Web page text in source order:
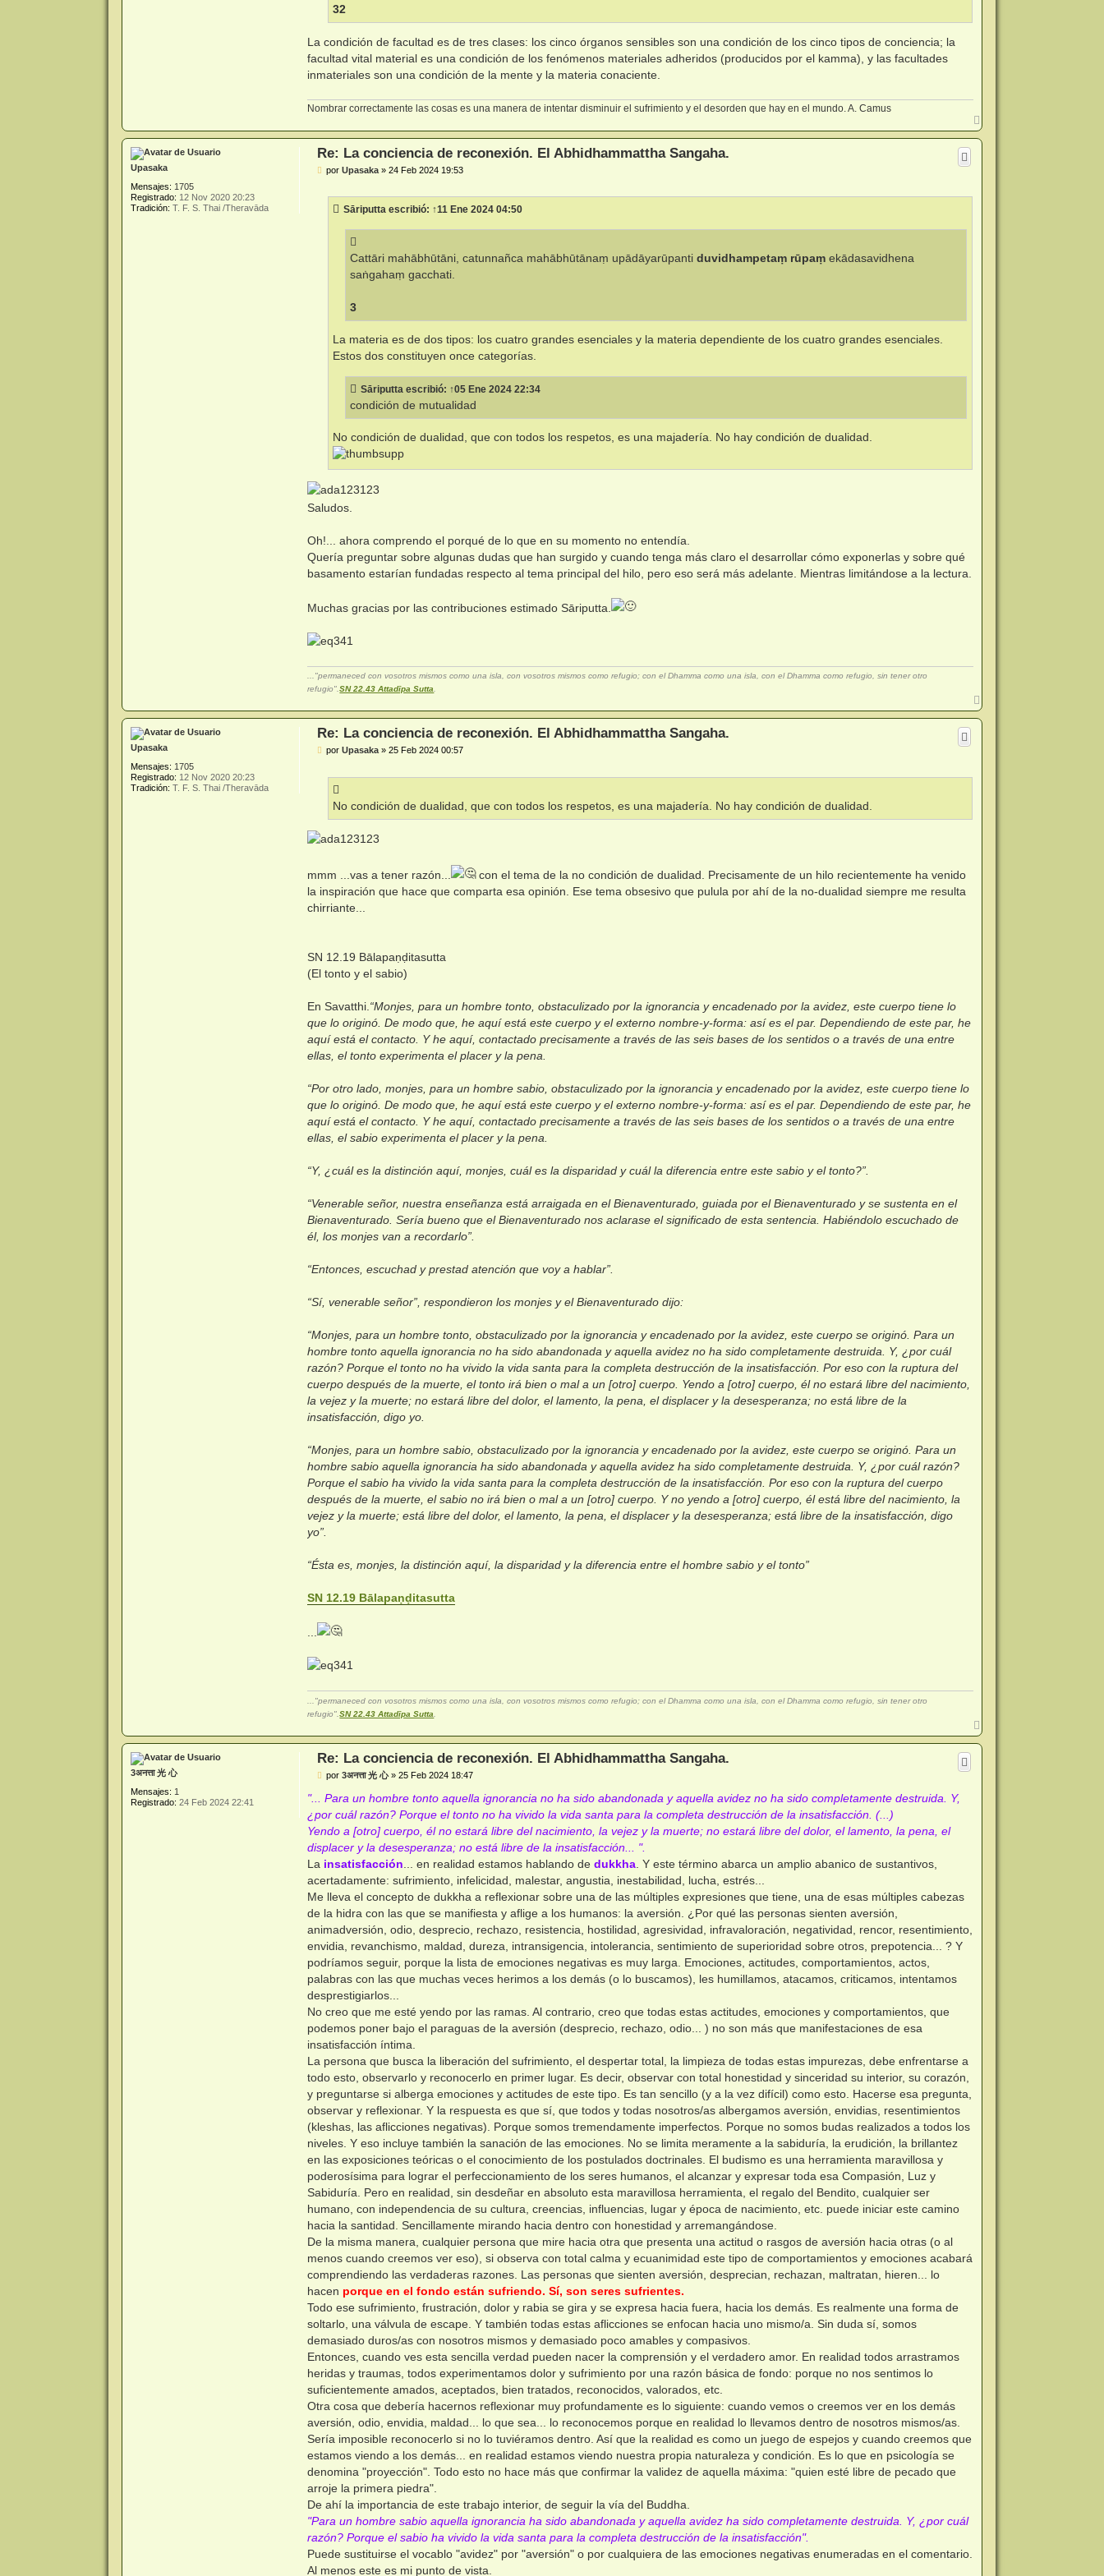
32
La condición de facultad es de tres clases: los cinco órganos sensibles son una condición de los cinco tipos de conciencia; la
facultad vital material es una condición de los fenómenos materiales adheridos (producidos por el kamma), y las facultades
inmateriales son una condición de la mente y la materia conaciente.
Nombrar correctamente las cosas es una manera de intentar disminuir el sufrimiento y el desorden que hay en el mundo. A. Camus
r
r
Upasaka
Mensajes: 1705
Registrado: 12 Nov 2020 20:23
Tradición: T. F. S. Thai /Theravāda
Re: La conciencia de reconexión. El Abhidhammattha Sangaha.
M
porUpasaka »24 Feb 2024 19:53
Sāriputta escribió: ↑11 Ene 2024 04:50
Cattāri mahābhūtāni, catunnañca mahābhūtānaṃ upādāyarūpantiduvidhampetaṃ rūpaṃ ekādasavidhena
saṅgahaṃ gacchati.
3
La materia es de dos tipos: los cuatro grandes esenciales y la materia dependiente de los cuatro grandes esenciales.
Estos dos constituyen once categorías.
Sāriputta escribió: ↑05 Ene 2024 22:34
condición de mutualidad
No condición de dualidad, que con todos los respetos, es una majadería. No hay condición de dualidad.
Saludos.
Oh!... ahora comprendo el porqué de lo que en su momento no entendía.
Quería preguntar sobre algunas dudas que han surgido y cuando tenga más claro el desarrollar cómo exponerlas y sobre qué
basamento estarían fundadas respecto al tema principal del hilo, pero eso será más adelante. Mientras limitándose a la lectura.
Muchas gracias por las contribuciones estimado Sāriputta.
..."permaneced con vosotros mismos como una isla, con vosotros mismos como refugio; con el Dhamma como una isla, con el Dhamma como refugio, sin tener otro
refugio".SN 22.43 Attadīpa Sutta.
r
r
Upasaka
Mensajes: 1705
Registrado: 12 Nov 2020 20:23
Tradición: T. F. S. Thai /Theravāda
Re: La conciencia de reconexión. El Abhidhammattha Sangaha.
M
porUpasaka »25 Feb 2024 00:57
No condición de dualidad, que con todos los respetos, es una majadería. No hay condición de dualidad.
mmm ...vas a tener razón...
con el tema de la no condición de dualidad. Precisamente de un hilo recientemente ha venido
la inspiración que hace que comparta esa opinión. Ese tema obsesivo que pulula por ahí de la no-dualidad siempre me resulta
chirriante...
SN 12.19 Bālapaṇḍitasutta
(El tonto y el sabio)
En Savatthi. “Monjes, para un hombre tonto, obstaculizado por la ignorancia y encadenado por la avidez, este cuerpo tiene lo
que lo originó. De modo que, he aquí está este cuerpo y el externo nombre-y-forma: así es el par. Dependiendo de este par, he
aquí está el contacto. Y he aquí, contactado precisamente a través de las seis bases de los sentidos o a través de una entre
ellas, el tonto experimenta el placer y la pena.
“Por otro lado, monjes, para un hombre sabio, obstaculizado por la ignorancia y encadenado por la avidez, este cuerpo tiene lo
que lo originó. De modo que, he aquí está este cuerpo y el externo nombre-y-forma: así es el par. Dependiendo de este par, he
aquí está el contacto. Y he aquí, contactado precisamente a través de las seis bases de los sentidos o a través de una entre
ellas, el sabio experimenta el placer y la pena.
“Y, ¿cuál es la distinción aquí, monjes, cuál es la disparidad y cuál la diferencia entre este sabio y el tonto?”.
“Venerable señor, nuestra enseñanza está arraigada en el Bienaventurado, guiada por el Bienaventurado y se sustenta en el
Bienaventurado. Sería bueno que el Bienaventurado nos aclarase el significado de esta sentencia. Habiéndolo escuchado de
él, los monjes van a recordarlo”.
“Entonces, escuchad y prestad atención que voy a hablar”.
“Sí, venerable señor”, respondieron los monjes y el Bienaventurado dijo:
“Monjes, para un hombre tonto, obstaculizado por la ignorancia y encadenado por la avidez, este cuerpo se originó. Para un
hombre tonto aquella ignorancia no ha sido abandonada y aquella avidez no ha sido completamente destruida. Y, ¿por cuál
razón? Porque el tonto no ha vivido la vida santa para la completa destrucción de la insatisfacción. Por eso con la ruptura del
cuerpo después de la muerte, el tonto irá bien o mal a un [otro] cuerpo. Yendo a [otro] cuerpo, él no estará libre del nacimiento,
la vejez y la muerte; no estará libre del dolor, el lamento, la pena, el displacer y la desesperanza; no está libre de la
insatisfacción, digo yo.
“Monjes, para un hombre sabio, obstaculizado por la ignorancia y encadenado por la avidez, este cuerpo se originó. Para un
hombre sabio aquella ignorancia ha sido abandonada y aquella avidez ha sido completamente destruida. Y, ¿por cuál razón?
Porque el sabio ha vivido la vida santa para la completa destrucción de la insatisfacción. Por eso con la ruptura del cuerpo
después de la muerte, el sabio no irá bien o mal a un [otro] cuerpo. Y no yendo a [otro] cuerpo, él está libre del nacimiento, la
vejez y la muerte; está libre del dolor, el lamento, la pena, el displacer y la desesperanza; está libre de la insatisfacción, digo
yo”.
“Ésta es, monjes, la distinción aquí, la disparidad y la diferencia entre el hombre sabio y el tonto”
SN 12.19 Bālapaṇḍitasutta
..."permaneced con vosotros mismos como una isla, con vosotros mismos como refugio; con el Dhamma como una isla, con el Dhamma como refugio, sin tener otro
refugio".SN 22.43 Attadīpa Sutta
r
r
3अनत्ता 光 心
Mensajes: 1
Registrado: 24 Feb 2024 22:41
Re: La conciencia de reconexión. El Abhidhammattha Sangaha.
M
n
a
j
e
por3अनत्ता 光 心»25 Feb 2024 18:47
"... Para un hombre tonto aquella ignorancia no ha sido abandonada y aquella avidez no ha sido completamente destruida. Y,
¿por cuál razón? Porque el tonto no ha vivido la vida santa para la completa destrucción de la insatisfacción. (...)
Yendo a [otro] cuerpo, él no estará libre del nacimiento, la vejez y la muerte; no estará libre del dolor, el lamento, la pena, el
displacer y la desesperanza; no está libre de la insatisfacción... ".
La insatisfacción... en realidad estamos hablando dedukkha. Y este término abarca un amplio abanico de sustantivos,
acertadamente: sufrimiento, infelicidad, malestar, angustia, inestabilidad, lucha, estrés...
Me lleva el concepto de dukkha a reflexionar sobre una de las múltiples expresiones que tiene, una de esas múltiples cabezas
de la hidra con las que se manifiesta y aflige a los humanos: la aversión. ¿Por qué las personas sienten aversión,
animadversión, odio, desprecio, rechazo, resistencia, hostilidad, agresividad, infravaloración, negatividad, rencor, resentimiento,
envidia, revanchismo, maldad, dureza, intransigencia, intolerancia, sentimiento de superioridad sobre otros, prepotencia... ? Y
podríamos seguir, porque la lista de emociones negativas es muy larga. Emociones, actitudes, comportamientos, actos,
palabras con las que muchas veces herimos a los demás (o lo buscamos), les humillamos, atacamos, criticamos, intentamos
desprestigiarlos...
No creo que me esté yendo por las ramas. Al contrario, creo que todas estas actitudes, emociones y comportamientos, que
podemos poner bajo el paraguas de la aversión (desprecio, rechazo, odio... ) no son más que manifestaciones de esa
insatisfacción íntima.
La persona que busca la liberación del sufrimiento, el despertar total, la limpieza de todas estas impurezas, debe enfrentarse a
todo esto, observarlo y reconocerlo en primer lugar. Es decir, observar con total honestidad y sinceridad su interior, su corazón,
y preguntarse si alberga emociones y actitudes de este tipo. Es tan sencillo (y a la vez difícil) como esto. Hacerse esa pregunta,
observar y reflexionar. Y la respuesta es que sí, que todos y todas nosotros/as albergamos aversión, envidias, resentimientos
(kleshas, las aflicciones negativas). Porque somos tremendamente imperfectos. Porque no somos budas realizados a todos los
niveles. Y eso incluye también la sanación de las emociones. No se limita meramente a la sabiduría, la erudición, la brillantez
en las exposiciones teóricas o el conocimiento de los postulados doctrinales. El budismo es una herramienta maravillosa y
poderosísima para lograr el perfeccionamiento de los seres humanos, el alcanzar y expresar toda esa Compasión, Luz y
Sabiduría. Pero en realidad, sin desdeñar en absoluto esta maravillosa herramienta, el regalo del Bendito, cualquier ser
humano, con independencia de su cultura, creencias, influencias, lugar y época de nacimiento, etc. puede iniciar este camino
hacia la santidad. Sencillamente mirando hacia dentro con honestidad y arremangándose.
De la misma manera, cualquier persona que mire hacia otra que presenta una actitud o rasgos de aversión hacia otras (o al
menos cuando creemos ver eso), si observa con total calma y ecuanimidad este tipo de comportamientos y emociones acabará
comprendiendo las verdaderas razones. Las personas que sienten aversión, desprecian, rechazan, maltratan, hieren... lo
hacen porque en el fondo están sufriendo. Sí, son seres sufrientes.
Todo ese sufrimiento, frustración, dolor y rabia se gira y se expresa hacia fuera, hacia los demás. Es realmente una forma de
soltarlo, una válvula de escape. Y también todas estas aflicciones se enfocan hacia uno mismo/a. Sin duda sí, somos
demasiado duros/as con nosotros mismos y demasiado poco amables y compasivos.
Entonces, cuando ves esta sencilla verdad pueden nacer la comprensión y el verdadero amor. En realidad todos arrastramos
heridas y traumas, todos experimentamos dolor y sufrimiento por una razón básica de fondo: porque no nos sentimos lo
suficientemente amados, aceptados, bien tratados, reconocidos, valorados, etc.
Otra cosa que debería hacernos reflexionar muy profundamente es lo siguiente: cuando vemos o creemos ver en los demás
aversión, odio, envidia, maldad... lo que sea... lo reconocemos porque en realidad lo llevamos dentro de nosotros mismos/as.
Sería imposible reconocerlo si no lo tuviéramos dentro. Así que la realidad es como un juego de espejos y cuando creemos que
estamos viendo a los demás... en realidad estamos viendo nuestra propia naturaleza y condición. Es lo que en psicología se
denomina "proyección". Todo esto no hace más que confirmar la validez de aquella máxima: "quien esté libre de pecado que
arroje la primera piedra".
De ahí la importancia de este trabajo interior, de seguir la vía del Buddha.
"Para un hombre sabio aquella ignorancia ha sido abandonada y aquella avidez ha sido completamente destruida. Y, ¿por cuál
razón? Porque el sabio ha vivido la vida santa para la completa destrucción de la insatisfacción".
Puede sustituirse el vocablo "avidez" por "aversión" o por cualquiera de las emociones negativas enumeradas en el comentario.
Al menos este es mi punto de vista.